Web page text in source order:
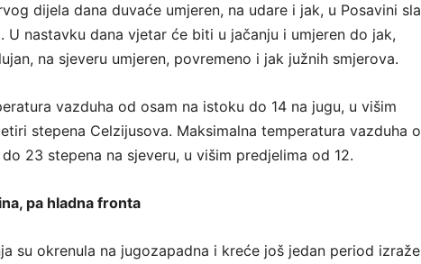
dijela dana duvaće umjeren, na udare i jak, u Posavini
U nastavku dana vjetar će biti u jačanju i umjeren do jak,
na sjeveru umjeren, povremeno i jak južnih smjerova.
vazduha od osam na istoku do 14 na jugu, u višim
stepena Celzijusova. Maksimalna temperatura vazduha
23 stepena na sjeveru, u višim predjelima od 12.
pa hladna fronta
su okrenula na jugozapadna i kreće još jedan period